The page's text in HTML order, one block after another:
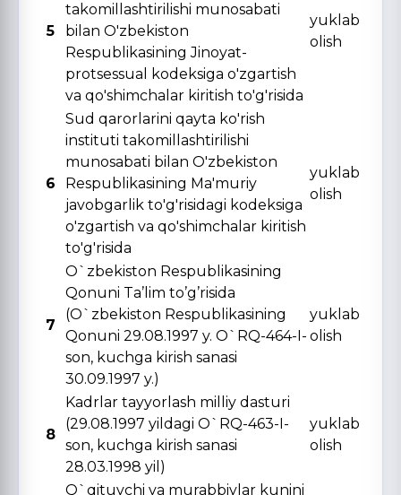
5
takomillashtirilishi munosabati
bilan O'zbekiston
Respublikasining Jinoyat-
protsessual kodeksiga o'zgartish
va qo'shimchalar kiritish to'g'risida
yuklab
olish
6
Sud qarorlarini qayta ko'rish
instituti takomillashtirilishi
munosabati bilan O'zbekiston
Respublikasining Ma'muriy
javobgarlik to'g'risidagi kodeksiga
o'zgartish va qo'shimchalar kiritish
to'g'risida
yuklab
olish
7
O`zbekiston Respublikasining
Qonuni Ta’lim to’g’risida
(O`zbekiston Respublikasining
Qonuni 29.08.1997 y. O`RQ-464-I-
son, kuchga kirish sanasi
30.09.1997 y.)
yuklab
olish
8
Kadrlar tayyorlash milliy dasturi
(29.08.1997 yildagi O`RQ-463-I-
son, kuchga kirish sanasi
28.03.1998 yil)
yuklab
olish
Q`qituvchi va murabbiylar kunini